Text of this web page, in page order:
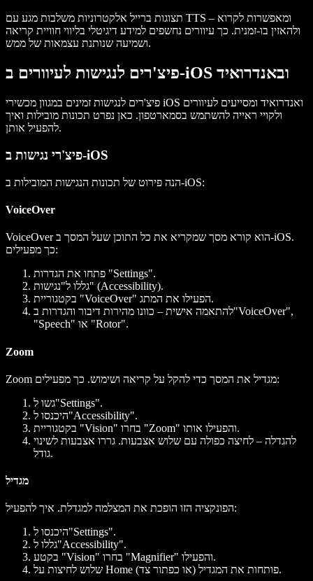
תצוגות ברייל אלקטרוניות משלבות מגע עם TTS – ומאפשרות לקרוא
ולהאזין בו-זמנית. כך עיוורים נחשפים למידע דיגיטלי בליווי חוויית קריאה
ושמיעה שנותנת עצמאות של ממש.
פיצ'רים לנגישות לעיוורים ב-iOS ובאנדרואיד
פיצ'רים לנגישות זמינים במגוון מכשירי iOS ואנדרואיד ומסייעים לעיוורים
ולקויי ראייה להשתמש בסמארטפון. כאן נפרט תכונות מובילות ואיך
להפעיל אותן.
פיצ'רי נגישות ב-iOS
הנה פירוט של תכונות הנגישות המובילות ב-iOS:
VoiceOver
VoiceOver הוא קורא מסך שמקריא את כל התוכן שעל המסך ב-iOS.
כך מפעילים:
פתחו את הגדרות "Settings".
גללו ל"נגישות" (Accessibility).
בקטגוריית "VoiceOver" הפעילו את המתג.
להתאמה אישית – כוונו מהירות דיבור והגדרות ב"VoiceOver",
"Speech" או "Rotor".
Zoom
Zoom מגדיל את המסך כדי להקל על קריאה ושימוש. כך מפעילים:
גשו ל"Settings".
היכנסו ל"Accessibility".
בקטגוריית "Vision" בחרו "Zoom" והפעילו אותו.
להגדלה – לחיצה כפולה עם שלוש אצבעות. גררו אצבעות לשינוי
גודל.
מגדיל
הפונקציה הזו הופכת את המצלמה למגדלת. איך להפעיל:
היכנסו ל"Settings".
גללו ל"Accessibility".
בקטע "Vision" בחרו "Magnifier" והפעילו.
שלוש לחיצות על Home (או כפתור צד) פותחות את המגדיל.